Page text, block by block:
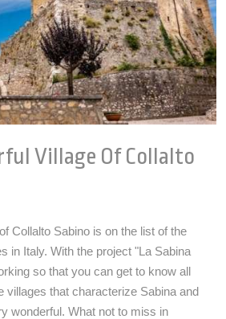
Village Of Collalto
Collalto Sabino is on the list of the
in Italy. With the project "La Sabina
so that you can get to know all
villages that characterize Sabina and
wonderful. What not to miss in